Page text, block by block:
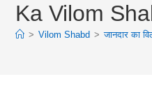
Ka Vilom
> Vilom Shabd > जानदार का